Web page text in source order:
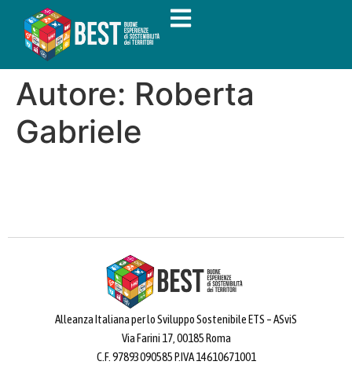
Autore: Roberta
Gabriele
Alleanza Italiana per lo Sviluppo Sostenibile ETS – ASviS
Via Farini 17, 00185 Roma
C.F. 97893090585 P.IVA 14610671001